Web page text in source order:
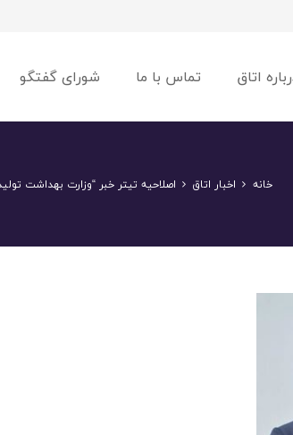
اتاق تماس با ما شورای گفتگو
خانه اخبار اتاق اصلاحیه تیتر خبر “وزارت بهداشت